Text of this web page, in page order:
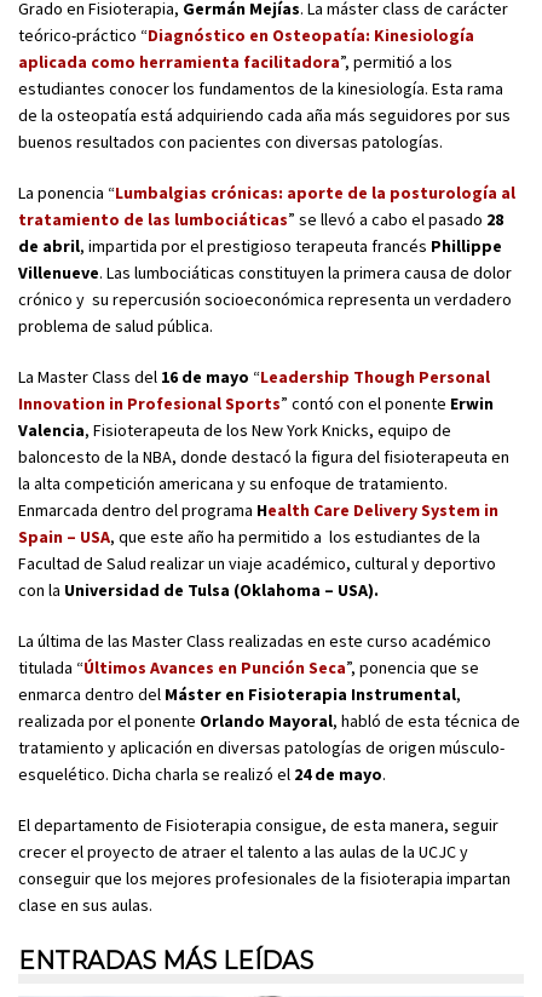
Grado en Fisioterapia, Germán Mejías. La máster class de carácter
teórico-práctico “Diagnóstico en Osteopatía: Kinesiología
aplicada como herramienta facilitadora”, permitió a los
estudiantes conocer los fundamentos de la kinesiología. Esta rama
de la osteopatía está adquiriendo cada aña más seguidores por sus
buenos resultados con pacientes con diversas patologías.
La ponencia “Lumbalgias crónicas: aporte de la posturología al
tratamiento de las lumbociáticas” se llevó a cabo el pasado 28
de abril, impartida por el prestigioso terapeuta francés Phillippe
Villenueve. Las lumbociáticas constituyen la primera causa de dolor
crónico y su repercusión socioeconómica representa un verdadero
problema de salud pública.
La Master Class del 16 de mayo “Leadership Though Personal
Innovation in Profesional Sports” contó con el ponente Erwin
Valencia, Fisioterapeuta de los New York Knicks, equipo de
baloncesto de la NBA, donde destacó la figura del fisioterapeuta en
la alta competición americana y su enfoque de tratamiento.
Enmarcada dentro del programa Health Care Delivery System in
Spain – USA, que este año ha permitido a los estudiantes de la
Facultad de Salud realizar un viaje académico, cultural y deportivo
con la Universidad de Tulsa (Oklahoma – USA).
La última de las Master Class realizadas en este curso académico
titulada “Últimos Avances en Punción Seca”, ponencia que se
enmarca dentro del Máster en Fisioterapia Instrumental,
realizada por el ponente Orlando Mayoral, habló de esta técnica de
tratamiento y aplicación en diversas patologías de origen músculo-
esquelético. Dicha charla se realizó el 24 de mayo.
El departamento de Fisioterapia consigue, de esta manera, seguir
crecer el proyecto de atraer el talento a las aulas de la UCJC y
conseguir que los mejores profesionales de la fisioterapia impartan
clase en sus aulas.
ENTRADAS MÁS LEÍDAS